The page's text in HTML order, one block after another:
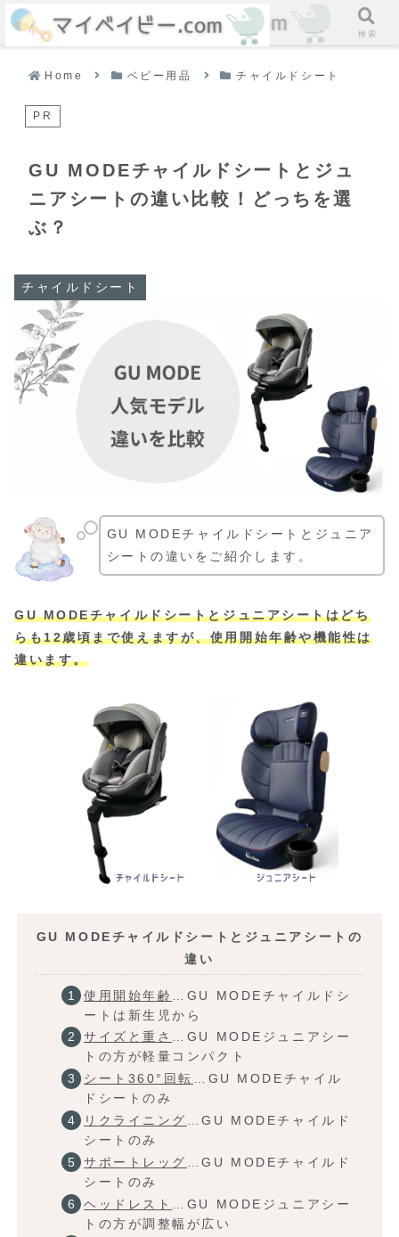
Home ベビー用品 チャイルドシート
PR
GU MODEチャイルドシートとジュ
ニアシートの違い比較！どっちを選
ぶ？
チャイルドシート
GU MODEチャイルドシートとジュニア
シートの違いをご紹介します。
GU MODEチャイルドシートとジュニアシートはどち
らも12歳頃まで使えますが、使用開始年齢や機能性は
違います。
GU MODEチャイルドシートとジュニアシートの
違い
使用開始年齢
…GU MODEチャイルドシ
ートは新生児から
サイズと重さ …GU MODEジュニアシー
トの方が軽量コンパクト
シート360°回転
…GU MODEチャイル
ドシートのみ
リクライニング
…GU MODEチャイルド
シートのみ
サポートレッグ
…GU MODEチャイルド
シートのみ
ヘッドレスト
…GU MODEジュニアシー
トの方が調整幅が広い
ホーム 検索